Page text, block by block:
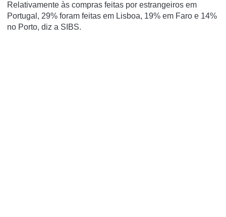
Relativamente às compras feitas por estrangeiros em
Portugal, 29% foram feitas em Lisboa, 19% em Faro e 14%
no Porto, diz a SIBS.